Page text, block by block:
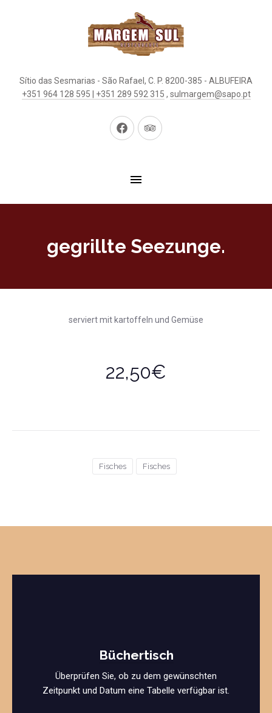
Sítio das Sesmarias - São Rafael, C. P. 8200-385 - ALBUFEIRA
+351 964 128 595 | +351 289 592 315 , sulmargem@sapo.pt
Neues Neues
gegrillte Seezunge.
serviert mit kartoffeln und Gemüse
22,50€
Fisches Fisches
Büchertisch
Überprüfen Sie, ob zu dem gewünschten
Zeitpunkt und Datum eine Tabelle verfügbar ist.